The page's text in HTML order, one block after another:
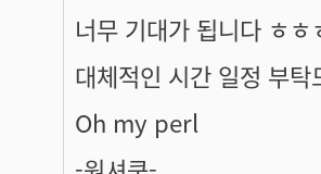
너무 기대가 됩니다 ㅎㅎ
대체적인 시간 일정 부
Oh my perl